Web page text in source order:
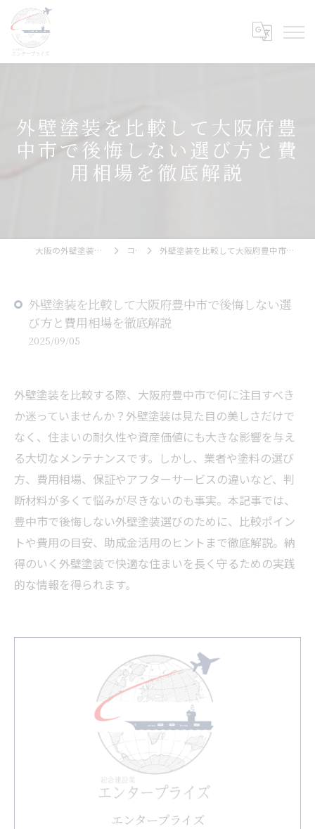
外壁塗装を比較して大阪府豊
中市で後悔しない選び方と費
用相場を徹底解説
大阪の外壁塗装ならエンタープライズ コラム 外壁塗装を比較して大阪府豊中市で後悔しない選び方と費用相場を徹底解説
外壁塗装を比較して大阪府豊中市で後悔しない選
び方と費用相場を徹底解説
2025/09/05
外壁塗装を比較する際、大阪府豊中市で何に注目すべき
か迷っていませんか？外壁塗装は見た目の美しさだけで
なく、住まいの耐久性や資産価値にも大きな影響を与え
る大切なメンテナンスです。しかし、業者や塗料の選び
方、費用相場、保証やアフターサービスの違いなど、判
断材料が多くて悩みが尽きないのも事実。本記事では、
豊中市で後悔しない外壁塗装選びのために、比較ポイン
トや費用の目安、助成金活用のヒントまで徹底解説。納
得のいく外壁塗装で快適な住まいを長く守るための実践
的な情報を得られます。
エンタープライズ